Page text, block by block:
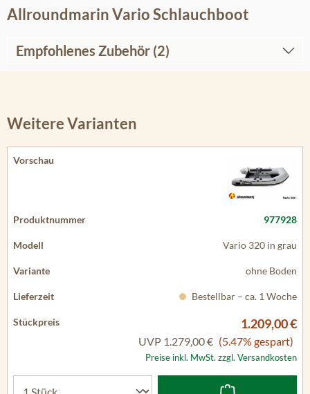
Allroundmarin Vario Schlauchboot
Empfohlenes Zubehör (2)
Weitere Varianten
977928
Vario 320 in grau
ohne Boden
Bestellbar – ca. 1 Woche
1.209,00 €
UVP 1.279,00 € (5.47% gespart)
Preise inkl. MwSt. zzgl. Versandkosten